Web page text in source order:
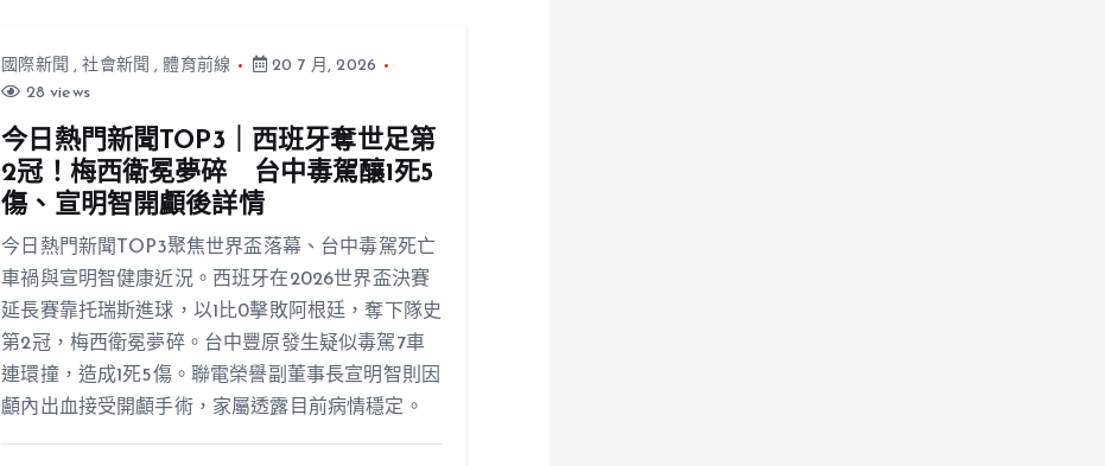
國際新聞 ,社會新聞 ,體育前線
20 7 月, 2026
28 views
今日熱門新聞TOP3｜西班牙奪世足第
2冠！梅西衛冕夢碎 台中毒駕釀1死5
傷、宣明智開顱後詳情
今日熱門新聞TOP3聚焦世界盃落幕、台中毒駕死亡
車禍與宣明智健康近況。西班牙在2026世界盃決賽
延長賽靠托瑞斯進球，以1比0擊敗阿根廷，奪下隊史
第2冠，梅西衛冕夢碎。台中豐原發生疑似毒駕7車
連環撞，造成1死5傷。聯電榮譽副董事長宣明智則因
顱內出血接受開顱手術，家屬透露目前病情穩定。